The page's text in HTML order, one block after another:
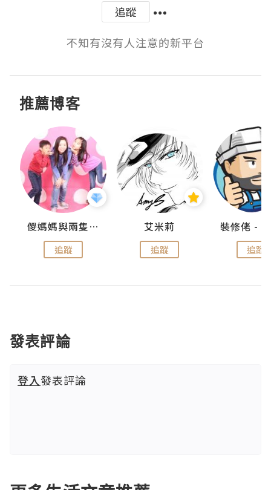
追蹤
不知有沒有人注意的新平台
推薦博客
儍媽媽與兩隻小魔怪之家
追蹤
艾米莉
追蹤 追蹤
發表評論
登入發表評論